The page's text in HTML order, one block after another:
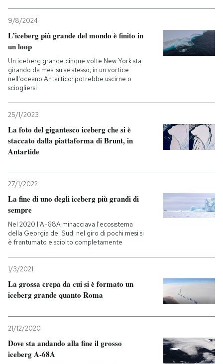
AREA PERSONALE
Entra
9/8/2024
L’iceberg più grande del mondo è finito in
un loop
Un iceberg grande cinque volte New York sta
girando da mesi su se stesso, in un vortice
nell'oceano Antartico: potrebbe uscirne o
sciogliersi
25/1/2023
La foto del gigantesco iceberg che si è
staccato dalla piattaforma di Brunt, in
Antartide
27/1/2022
La fine di uno degli iceberg più grandi di
sempre
Nel 2020 l'A-68A minacciava l'ecosistema
della Georgia del Sud: nel giro di pochi mesi si
è frantumato e sciolto completamente
1/3/2021
La grossa crepa da cui si è formato un
iceberg grande quanto Roma
21/12/2020
Dove sta andando alla fine il grosso
iceberg A-68A